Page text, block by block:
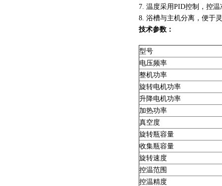
7. 温度采用PID控制，控温
8. 浴槽与主机分离，便于
技术参数：
型号
电压频率
整机功率
旋转电机功率
升降电机功率
加热功率
真空度
旋转瓶容量
收集瓶容量
旋转速度
控温范围
控温精度